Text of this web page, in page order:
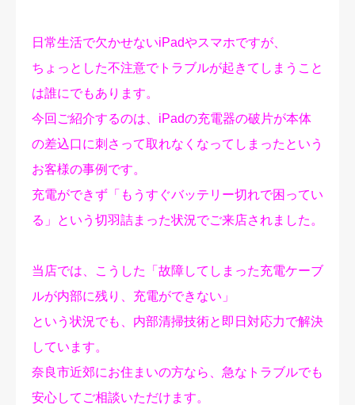
日常生活で欠かせないiPadやスマホですが、
ちょっとした不注意でトラブルが起きてしまうこと
は誰にでもあります。
今回ご紹介するのは、iPadの充電器の破片が本体
の差込口に刺さって取れなくなってしまったという
お客様の事例です。
充電ができず「もうすぐバッテリー切れで困ってい
る」という切羽詰まった状況でご来店されました。
当店では、こうした「故障してしまった充電ケーブ
ルが内部に残り、充電ができない」
という状況でも、内部清掃技術と即日対応力で解決
しています。
奈良市近郊にお住まいの方なら、急なトラブルでも
安心してご相談いただけます。